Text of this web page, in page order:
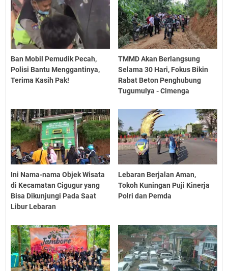
Ban Mobil Pemudik Pecah,
Polisi Bantu Menggantinya,
Terima Kasih Pak!
TMMD Akan Berlangsung
Selama 30 Hari, Fokus Bikin
Rabat Beton Penghubung
Tugumulya - Cimenga
Ini Nama-nama Objek Wisata
di Kecamatan Cigugur yang
Bisa Dikunjungi Pada Saat
Libur Lebaran
Lebaran Berjalan Aman,
Tokoh Kuningan Puji Kinerja
Polri dan Pemda